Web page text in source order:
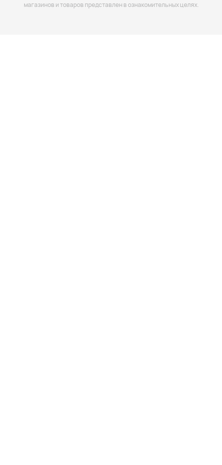
магазинов и товаров представлен в ознакомительных целях.